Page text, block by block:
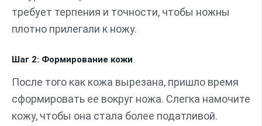
требует терпения и точности, чтобы ножны
плотно прилегали к ножу.
Шаг 2: Формирование кожи
После того как кожа вырезана, пришло время
сформировать ее вокруг ножа. Слегка намочите
кожу, чтобы она стала более податливой.